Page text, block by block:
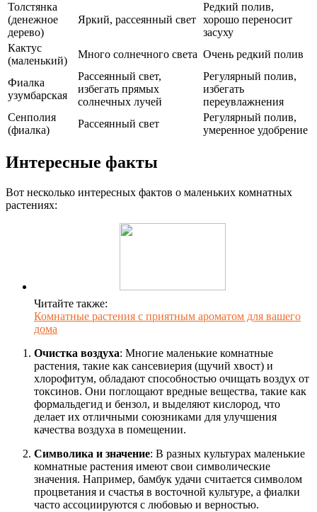
Толстянка
(денежное
дерево)
Яркий, рассеянный свет
Редкий полив,
хорошо переносит
засуху
Кактус
(маленький)
Много солнечного света Очень редкий полив
Фиалка
узумбарская
Рассеянный свет,
избегать прямых
солнечных лучей
Регулярный полив,
избегать
переувлажнения
Сенполия
(фиалка)
Рассеянный свет
Регулярный полив,
умеренное удобрение
Интересные факты
Вот несколько интересных фактов о маленьких комнатных
растениях:
Читайте также:
Комнатные растения с приятным ароматом для вашего
дома
Очистка воздуха: Многие маленькие комнатные
растения, такие как сансевиерия (щучий хвост) и
хлорофитум, обладают способностью очищать воздух от
токсинов. Они поглощают вредные вещества, такие как
формальдегид и бензол, и выделяют кислород, что
делает их отличными союзниками для улучшения
качества воздуха в помещении.
Символика и значение: В разных культурах маленькие
комнатные растения имеют свои символические
значения. Например, бамбук удачи считается символом
процветания и счастья в восточной культуре, а фиалки
часто ассоциируются с любовью и верностью.